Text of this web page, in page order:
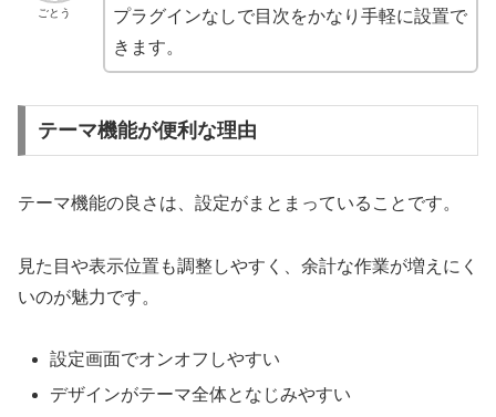
ごとう
プラグインなしで目次をかなり手軽に設置で
きます。
テーマ機能が便利な理由
テーマ機能の良さは、設定がまとまっていることです。
見た目や表示位置も調整しやすく、余計な作業が増えにく
いのが魅力です。
設定画面でオンオフしやすい
デザインがテーマ全体となじみやすい